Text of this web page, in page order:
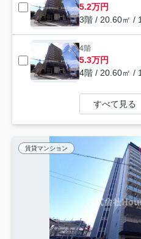
5.2万円
3階 / 20.60㎡ /
4階
5.3万円
4階 / 20.60㎡ /
すべて見る
賃貸マンション